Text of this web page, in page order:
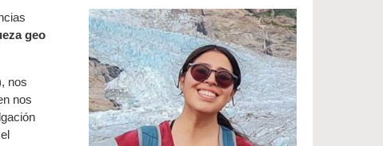
geo
nos
nos